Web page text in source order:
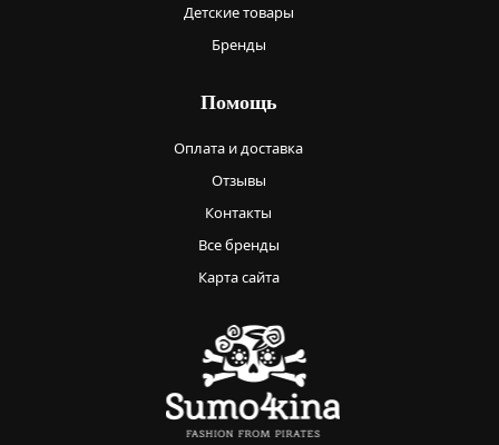
Детские товары
Бренды
Помощь
Оплата и доставка
Отзывы
Контакты
Все бренды
Карта сайта